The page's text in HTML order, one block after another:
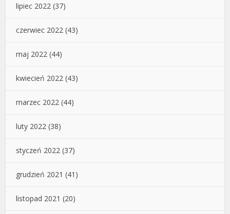
lipiec 2022 (37)
czerwiec 2022 (43)
maj 2022 (44)
kwiecień 2022 (43)
marzec 2022 (44)
luty 2022 (38)
styczeń 2022 (37)
grudzień 2021 (41)
listopad 2021 (20)